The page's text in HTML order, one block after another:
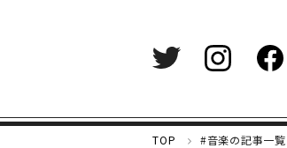
TOP
メ
#音楽の記事一覧